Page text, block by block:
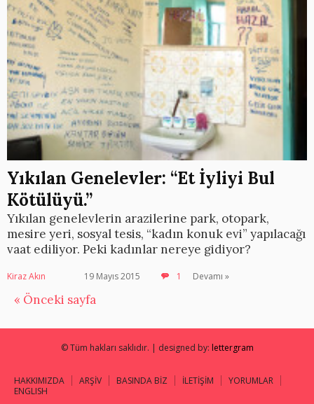
Yıkılan Genelevler: “Et İyliyi Bul
Kötülüyü.”
Yıkılan genelevlerin arazilerine park, otopark,
mesire yeri, sosyal tesis, “kadın konuk evi” yapılacağı
vaat ediliyor. Peki kadınlar nereye gidiyor?
Kiraz Akın 19 Mayıs 2015 1 Devamı »
« Önceki sayfa
© Tüm hakları saklıdır. | designed by: lettergram
HAKKIMIZDA ARŞİV BASINDA BİZ İLETİŞİM
YORUMLAR
ENGLISH